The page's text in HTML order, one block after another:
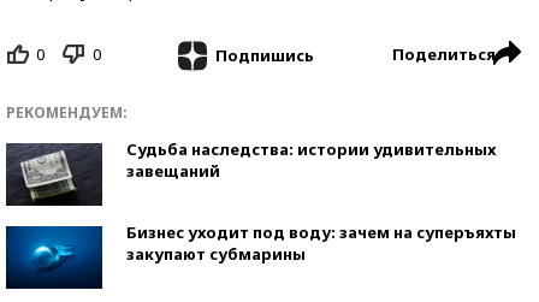
0 0 Подпишись Поделиться
РЕКОМЕНДУЕМ:
Судьба наследства: истории удивительных
завещаний
Бизнес уходит под воду: зачем на суперъяхты
закупают субмарины